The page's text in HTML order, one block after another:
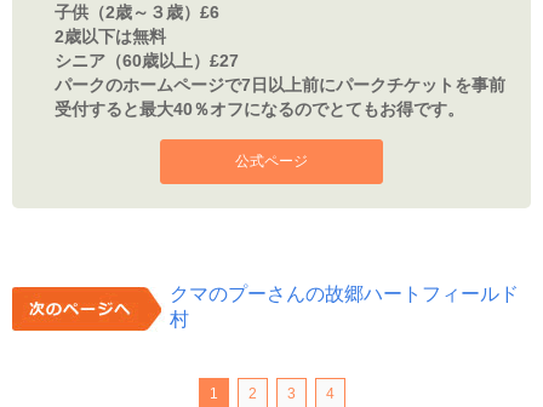
子供（2歳～３歳）£6
2歳以下は無料
シニア（60歳以上）£27
パークのホームページで7日以上前にパークチケットを事前
受付すると最大40％オフになるのでとてもお得です。
公式ページ
クマのプーさんの故郷ハートフィールド
村
1 2 3 4